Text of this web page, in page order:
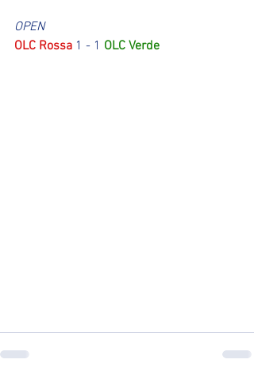
OPEN
OLC Rossa 1 - 1 OLC Verde